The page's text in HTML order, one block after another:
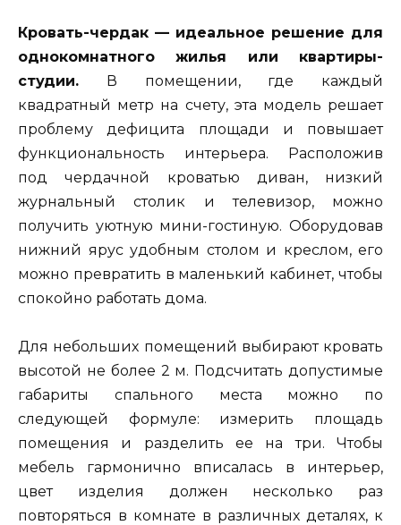
Кровать-чердак — идеальное решение для
однокомнатного жилья или квартиры-
студии. В помещении, где каждый
квадратный метр на счету, эта модель решает
проблему дефицита площади и повышает
функциональность интерьера. Расположив
под чердачной кроватью диван, низкий
журнальный столик и телевизор, можно
получить уютную мини-гостиную. Оборудовав
нижний ярус удобным столом и креслом, его
можно превратить в маленький кабинет, чтобы
спокойно работать дома.
Для небольших помещений выбирают кровать
высотой не более 2 м. Подсчитать допустимые
габариты спального места можно по
следующей формуле: измерить площадь
помещения и разделить ее на три. Чтобы
мебель гармонично вписалась в интерьер,
цвет изделия должен несколько раз
повторяться в комнате в различных деталях, к